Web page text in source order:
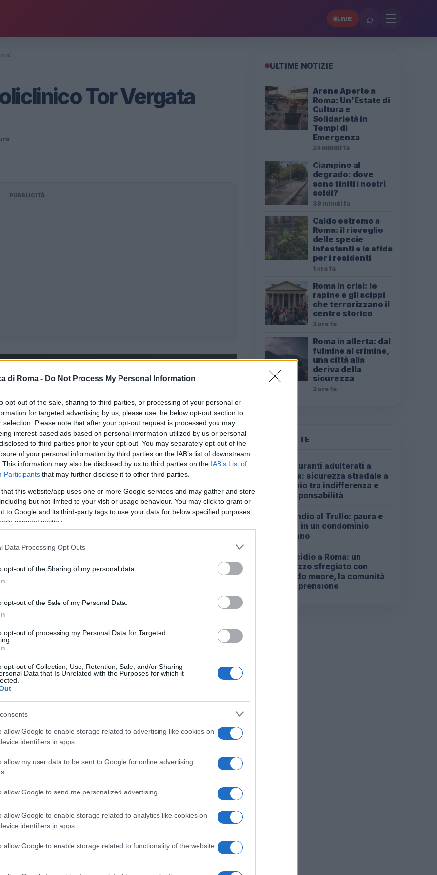
di Roma - Do Not Process My Personal Information
opt-out of the sale, sharing to third parties, or processing of your personal or
for targeted advertising by us, please use the below opt-out section to
selection. Please note that after your opt-out request is processed you may
interest-based ads based on personal information utilized by us or personal
to third parties prior to your opt-out. You may separately opt-out of the
of your personal information by third parties on the IAB’s list of downstream
This information may also be disclosed by us to third parties on the IAB’s List of
Participants that may further disclose it to other third parties.
that this website/app uses one or more Google services and may gather and store
but not limited to your visit or usage behaviour. You may click to grant or
to Google and its third-party tags to use your data for below specified purposes
consent section.
Data Processing Opt Outs
opt-out of the Sharing of my personal data.
opt-out of the Sale of my Personal Data.
opt-out of processing my Personal Data for Targeted
opt-out of Collection, Use, Retention, Sale, and/or Sharing
Data that Is Unrelated with the Purposes for which it
allow Google to enable storage related to advertising like cookies on
identifiers in apps.
allow my user data to be sent to Google for online advertising
allow Google to send me personalized advertising.
allow Google to enable storage related to analytics like cookies on
identifiers in apps.
allow Google to enable storage related to functionality of the website
LIVE ⌕
di…
Tor Vergata
PUBBLICITÀ
Piscitelli, alias Diabolik. L’ultimo saluto ci sarà al
e i tifosi a dare l’ultimo saluto al grande tifoso della
anni.
presidiano il Policlinico di Tor Vergata. Forze dell’ordine
carrabile della camera mortuaria e poi ancora di più
camionette (due della Polizia, due dei Carabinieri), più
al Policlinico Tor Vergata fino alle ore 14 circa,
del Divino Amore dove li saranno tanti i tifosi pronti a
Successiva
Zappacosta
ULTIME NOTIZIE
Arene Aperte a
Roma: Un’Estate di
Cultura e
Solidarietà in
Tempi di
Emergenza
24 minuti fa
Ciampino al
degrado: dove
sono finiti i nostri
soldi?
39 minuti fa
Caldo estremo a
Roma: il risveglio
delle specie
infestanti e la sfida
per i residenti
1 ora fa
Roma in crisi: le
rapine e gli scippi
che terrorizzano il
centro storico
2 ore fa
Roma in allerta: dal
fulmine al crimine,
una città alla
deriva della
sicurezza
2 ore fa
PIÙ LETTE
Carburanti adulterati a
Roma: sicurezza stradale a
rischio tra indifferenza e
irresponsabilità
Incendio al Trullo: paura e
caos in un condominio
romano
Omicidio a Roma: un
ragazzo sfregiato con
l’acido muore, la comunità
in apprensione